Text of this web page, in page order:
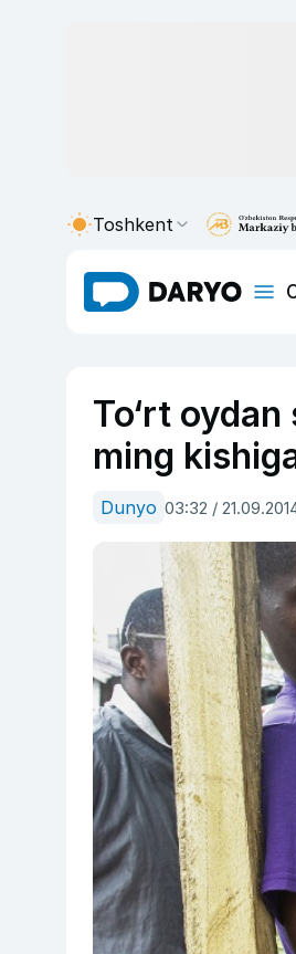
Toshkent
To‘rt
ming
Dunyo 03:32 /